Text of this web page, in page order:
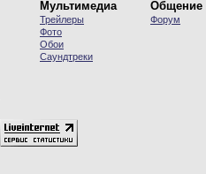
Мультимедиа
Трейлеры
Фото
Обои
Саундтреки
Общение
Форум